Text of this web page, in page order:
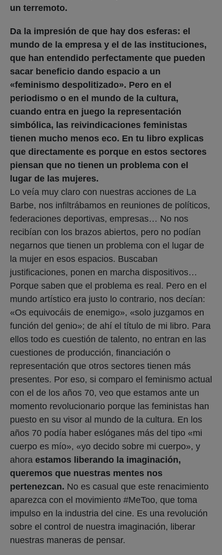
un terremoto.
Da la impresión de que hay dos esferas: el
mundo de la empresa y el de las instituciones,
que han entendido perfectamente que pueden
sacar beneficio dando espacio a un
«feminismo despolitizado». Pero en el
periodismo o en el mundo de la cultura,
cuando entra en juego la representación
simbólica, las reivindicaciones feministas
tienen mucho menos eco. En tu libro explicas
que directamente es porque en estos sectores
piensan que no tienen un problema con el
lugar de las mujeres.
Lo veía muy claro con nuestras acciones de La
Barbe, nos infiltrábamos en reuniones de políticos,
federaciones deportivas, empresas… No nos
recibían con los brazos abiertos, pero no podían
negarnos que tienen un problema con el lugar de
la mujer en esos espacios. Buscaban
justificaciones, ponen en marcha dispositivos…
Porque saben que el problema es real. Pero en el
mundo artístico era justo lo contrario, nos decían:
«Os equivocáis de enemigo», «solo juzgamos en
función del genio»; de ahí el título de mi libro. Para
ellos todo es cuestión de talento, no entran en las
cuestiones de producción, financiación o
representación que otros sectores tienen más
presentes. Por eso, si comparo el feminismo actual
con el de los años 70, veo que estamos ante un
momento revolucionario porque las feministas han
puesto en su visor al mundo de la cultura. En los
años 70 podía haber eslóganes más del tipo «mi
cuerpo es mío», «yo decido sobre mi cuerpo», y
ahora estamos liberando la imaginación,
queremos que nuestras mentes nos
pertenezcan. No es casual que este renacimiento
aparezca con el movimiento #MeToo, que toma
impulso en la industria del cine. Es una revolución
sobre el control de nuestra imaginación, liberar
nuestras maneras de pensar.